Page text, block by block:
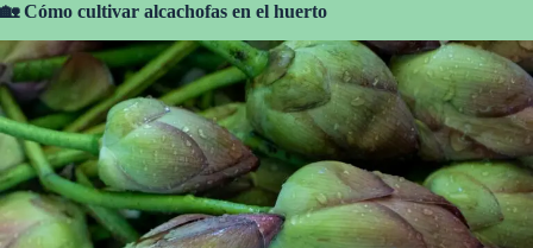
🏡 Cómo cultivar alcachofas en el huerto